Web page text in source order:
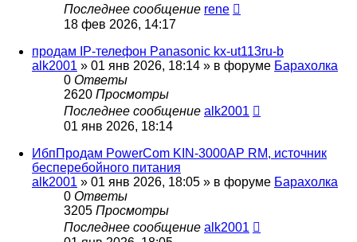
Последнее сообщение rene
18 фев 2026, 14:17
продам IP-телефон Panasonic kx-ut113ru-b
alk2001 » 01 янв 2026, 18:14 » в форуме Барахолка
0 Ответы
2620 Просмотры
Последнее сообщение alk2001
01 янв 2026, 18:14
ИбпПродам PowerCom KIN-3000AP RM, источник
бесперебойного питания
alk2001 » 01 янв 2026, 18:05 » в форуме Барахолка
0 Ответы
3205 Просмотры
Последнее сообщение alk2001